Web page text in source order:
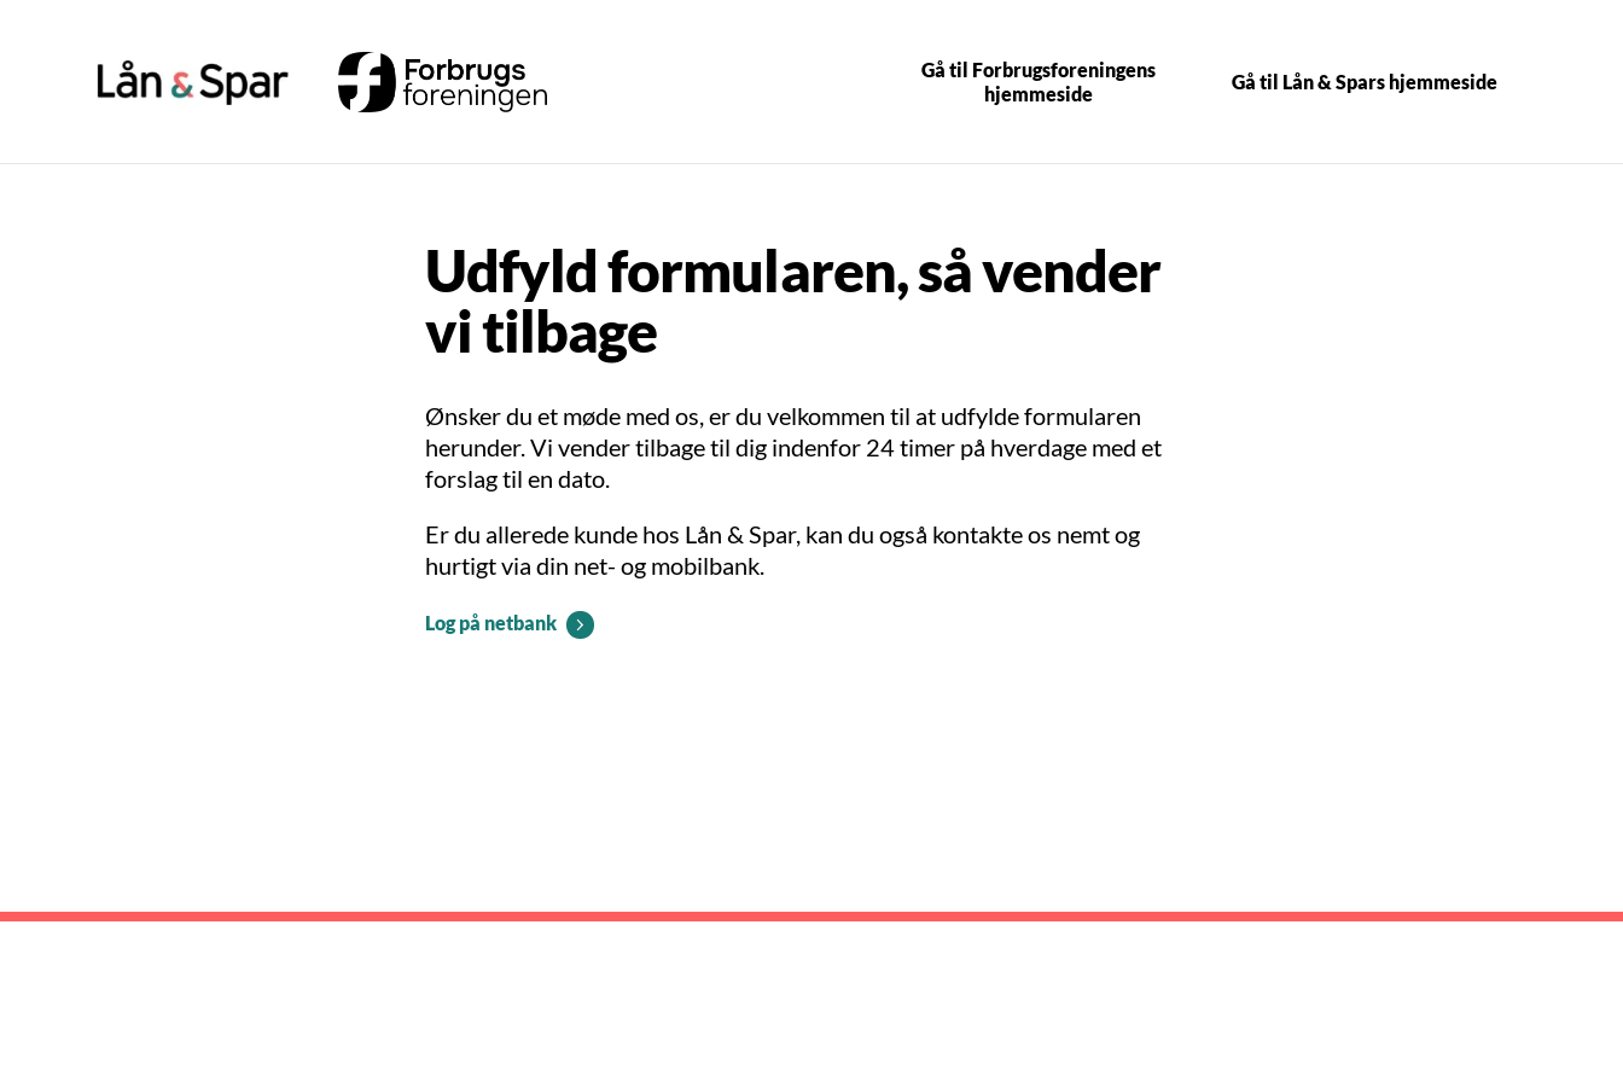
Gå til Forbrugsforeningens
hjemmeside
Gå til Lån & Spars hjemmeside
Udfyld formularen, så vender
vi tilbage
Ønsker du et møde med os, er du velkommen til at udfylde formularen
herunder. Vi vender tilbage til dig indenfor 24 timer på hverdage med et
forslag til en dato.
Er du allerede kunde hos Lån & Spar, kan du også kontakte os nemt og
hurtigt via din net- og mobilbank.
Log på netbank